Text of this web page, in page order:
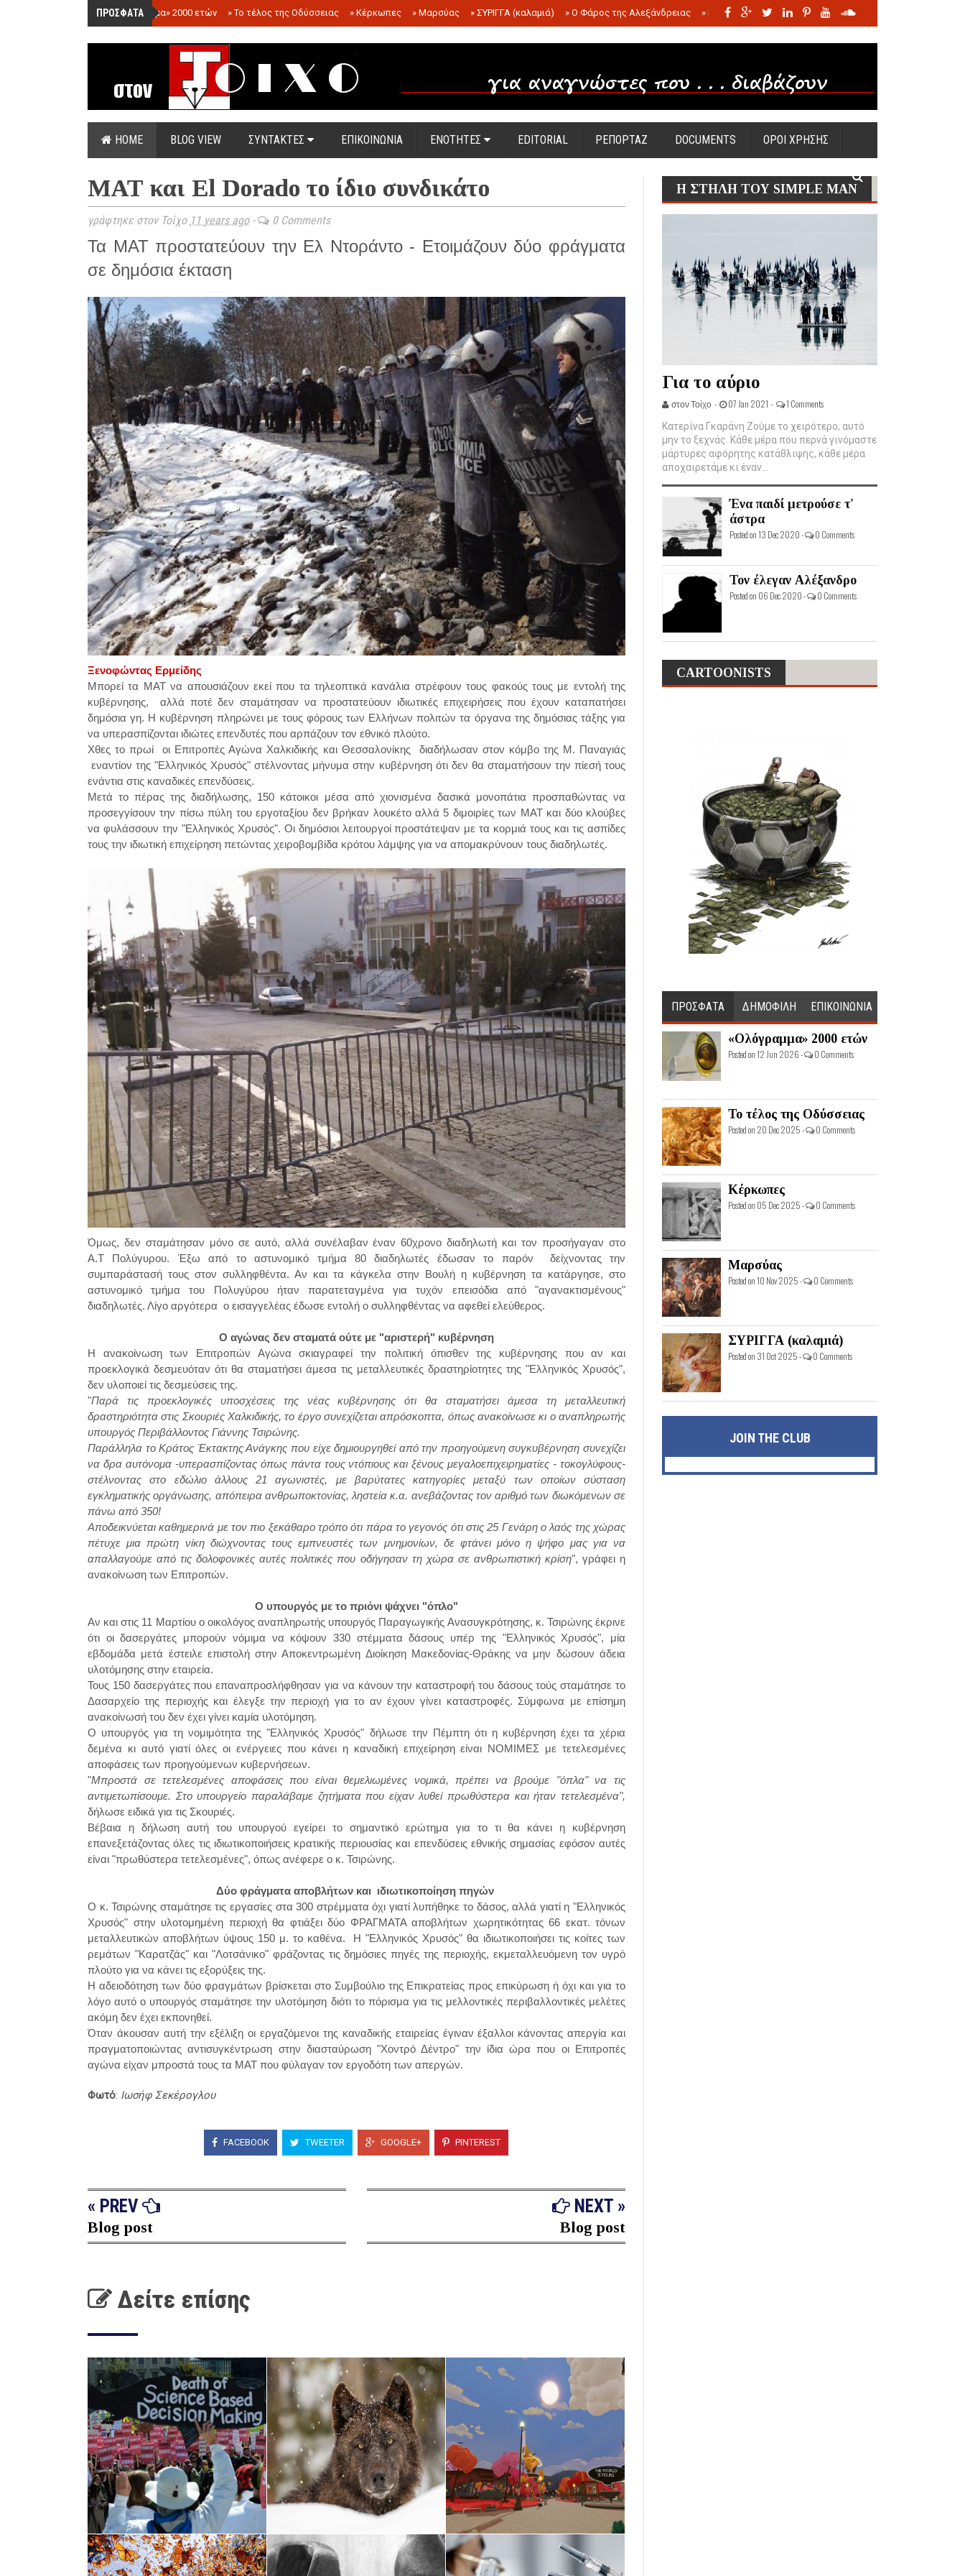
ΠΡΟΣΦΑΤΑ
»«Ολόγραμμα» 2000 ετών »Το τέλος της Οδύσσειας » Κέρκωπες » Μαρσύας » ΣΥΡΙΓΓΑ (καλαμιά) » Ο Φάρος της Αλεξάνδρειας » Η σφαγή των νηπίων της Σάντας
.
HOME BLOG VIEW ΣΥΝΤΑΚΤΕΣ ΕΠΙΚΟΙΝΩΝΙΑ ΕΝΟΤΗΤΕΣ EDITORIAL ΡΕΠΟΡΤΑΖ DOCUMENTS ΟΡΟΙ ΧΡΗΣΗΣ
ΜΑΤ και El Dorado το ίδιο συνδικάτο
γράφτηκε στον Τοίχο 11 years ago- 0 Comments
Τα ΜΑΤ προστατεύουν την Ελ Ντοράντο - Ετοιμάζουν δύο φράγματα
σε δημόσια έκταση
Ξενοφώντας Ερμείδης
Μπορεί τα ΜΑΤ να απουσιάζουν εκεί που τα τηλεοπτικά κανάλια στρέφουν τους φακούς τους με εντολή της
κυβέρνησης, αλλά ποτέ δεν σταμάτησαν να προστατεύουν ιδιωτικές επιχειρήσεις που έχουν καταπατήσει
δημόσια γη. Η κυβέρνηση πληρώνει με τους φόρους των Ελλήνων πολιτών τα όργανα της δημόσιας τάξης για
να υπερασπίζονται ιδιώτες επενδυτές που αρπάζουν τον εθνικό πλούτο.
Χθες το πρωί οι Επιτροπές Αγώνα Χαλκιδικής και Θεσσαλονίκης διαδήλωσαν στον κόμβο της Μ. Παναγιάς
εναντίον της "Ελληνικός Χρυσός" στέλνοντας μήνυμα στην κυβέρνηση ότι δεν θα σταματήσουν την πίεσή τους
ενάντια στις καναδικές επενδύσεις.
Μετά το πέρας της διαδήλωσης, 150 κάτοικοι μέσα από χιονισμένα δασικά μονοπάτια προσπαθώντας να
προσεγγίσουν την πίσω πύλη του εργοταξίου δεν βρήκαν λουκέτο αλλά 5 διμοιρίες των ΜΑΤ και δύο κλούβες
να φυλάσσουν την "Ελληνικός Χρυσός". Οι δημόσιοι λειτουργοί προστάτεψαν με τα κορμιά τους και τις ασπίδες
τους την ιδιωτική επιχείρηση πετώντας χειροβομβίδα κρότου λάμψης για να απομακρύνουν τους διαδηλωτές.
Όμως, δεν σταμάτησαν μόνο σε αυτό, αλλά συνέλαβαν έναν 60χρονο διαδηλωτή και τον προσήγαγαν στο
Α.Τ Πολύγυρου. Έξω από το αστυνομικό τμήμα 80 διαδηλωτές έδωσαν το παρόν δείχνοντας την
συμπαράστασή τους στον συλληφθέντα. Αν και τα κάγκελα στην Βουλή η κυβέρνηση τα κατάργησε, στο
αστυνομικό τμήμα του Πολυγύρου ήταν παρατεταγμένα για τυχόν επεισόδια από "αγανακτισμένους"
διαδηλωτές. Λίγο αργότερα ο εισαγγελέας έδωσε εντολή ο συλληφθέντας να αφεθεί ελεύθερος.
Ο αγώνας δεν σταματά ούτε με "αριστερή" κυβέρνηση
Η ανακοίνωση των Επιτροπών Αγώνα σκιαγραφεί την πολιτική όπισθεν της κυβέρνησης που αν και
προεκλογικά δεσμευόταν ότι θα σταματήσει άμεσα τις μεταλλευτικές δραστηρίοτητες της "Ελληνικός Χρυσός",
δεν υλοποιεί τις δεσμεύσεις της.
"Παρά τις προεκλογικές υποσχέσεις της νέας κυβέρνησης ότι θα σταματήσει άμεσα τη μεταλλευτική
δραστηριότητα στις Σκουριές Χαλκιδικής, το έργο συνεχίζεται απρόσκοπτα, όπως ανακοίνωσε κι ο αναπληρωτής
υπουργός Περιβάλλοντος Γιάννης Τσιρώνης.
Παράλληλα το Κράτος Έκτακτης Ανάγκης που είχε δημιουργηθεί από την προηγούμενη συγκυβέρνηση συνεχίζει
να δρα αυτόνομα -υπερασπίζοντας όπως πάντα τους ντόπιους και ξένους μεγαλοεπιχειρηματίες - τοκογλύφους-
στέλνοντας στο εδώλιο άλλους 21 αγωνιστές, με βαρύτατες κατηγορίες μεταξύ των οποίων σύσταση
εγκληματικής οργάνωσης, απόπειρα ανθρωποκτονίας, ληστεία κ.α. ανεβάζοντας τον αριθμό των διωκόμενων σε
πάνω από 350!
Αποδεικνύεται καθημερινά με τον πιο ξεκάθαρο τρόπο ότι πάρα το γεγονός ότι στις 25 Γενάρη ο λαός της χώρας
πέτυχε μια πρώτη νίκη διώχνοντας τους εμπνευστές των μνημονίων, δε φτάνει μόνο η ψήφο μας για να
απαλλαγούμε από τις δολοφονικές αυτές πολιτικές που οδήγησαν τη χώρα σε ανθρωπιστική κρίση", γράφει η
ανακοίνωση των Επιτροπών.
Ο υπουργός με το πριόνι ψάχνει "όπλο"
Αν και στις 11 Μαρτίου ο οικολόγος αναπληρωτής υπουργός Παραγωγικής Ανασυγκρότησης, κ. Τσιρώνης έκρινε
ότι οι δασεργάτες μπορούν νόμιμα να κόψουν 330 στέμματα δάσους υπέρ της "Ελληνικός Χρυσός", μία
εβδομάδα μετά έστειλε επιστολή στην Αποκεντρωμένη Διοίκηση Μακεδονίας-Θράκης να μην δώσουν άδεια
υλοτόμησης στην εταιρεία.
Τους 150 δασεργάτες που επαναπροσλήφθησαν για να κάνουν την καταστροφή του δάσους τούς σταμάτησε το
Δασαρχείο της περιοχής και έλεγξε την περιοχή για το αν έχουν γίνει καταστροφές. Σύμφωνα με επίσημη
ανακοίνωσή του δεν έχει γίνει καμία υλοτόμηση.
Ο υπουργός για τη νομιμότητα της "Ελληνικός Χρυσός" δήλωσε την Πέμπτη ότι η κυβέρνηση έχει τα χέρια
δεμένα κι αυτό γιατί όλες οι ενέργειες που κάνει η καναδική επιχείρηση είναι ΝΟΜΙΜΕΣ με τετελεσμένες
αποφάσεις των προηγούμενων κυβερνήσεων.
"Μπροστά σε τετελεσμένες αποφάσεις που είναι θεμελιωμένες νομικά, πρέπει να βρούμε "όπλα" να τις
αντιμετωπίσουμε. Στο υπουργείο παραλάβαμε ζητήματα που είχαν λυθεί πρωθύστερα και ήταν τετελεσμένα",
δήλωσε ειδικά για τις Σκουριές.
Βέβαια η δήλωση αυτή του υπουργού εγείρει το σημαντικό ερώτημα για το τι θα κάνει η κυβέρνηση
επανεξετάζοντας όλες τις ιδιωτικοποιήσεις κρατικής περιουσίας και επενδύσεις εθνικής σημασίας εφόσον αυτές
είναι "πρωθύστερα τετελεσμένες", όπως ανέφερε ο κ. Τσιρώνης.
Δύο φράγματα αποβλήτων και ιδιωτικοποίηση πηγών
Ο κ. Τσιρώνης σταμάτησε τις εργασίες στα 300 στρέμματα όχι γιατί λυπήθηκε το δάσος, αλλά γιατί η "Ελληνικός
Χρυσός" στην υλοτομημένη περιοχή θα φτιάξει δύο ΦΡΑΓΜΑΤΑ αποβλήτων χωρητικότητας 66 εκατ. τόνων
μεταλλευτικών αποβλήτων ύψους 150 μ. το καθένα. Η "Ελληνικός Χρυσός" θα ιδιωτικοποιήσει τις κοίτες των
ρεμάτων "Καρατζάς" και "Λοτσάνικο" φράζοντας τις δημόσιες πηγές της περιοχής, εκμεταλλευόμενη τον υγρό
πλούτο για να κάνει τις εξορύξεις της.
Η αδειοδότηση των δύο φραγμάτων βρίσκεται στο Συμβούλιο της Επικρατείας προς επικύρωση ή όχι και για το
λόγο αυτό ο υπουργός σταμάτησε την υλοτόμηση διότι το πόρισμα για τις μελλοντικές περιβαλλοντικές μελέτες
ακόμη δεν έχει εκπονηθεί.
Όταν άκουσαν αυτή την εξέλιξη οι εργαζόμενοι της καναδικής εταιρείας έγιναν έξαλλοι κάνοντας απεργία και
πραγματοποιώντας αντισυγκέντρωση στην διασταύρωση "Χοντρό Δέντρο" την ίδια ώρα που οι Επιτροπές
αγώνα είχαν μπροστά τους τα ΜΑΤ που φύλαγαν τον εργοδότη των απεργών.
Φωτό: Ιωσήφ Σεκέρογλου
FACEBOOK TWEETER GOOGLE+ PINTEREST
« PREV
Blog post
NEXT »
Blog post
Δείτε επίσης
Η ΣΤΗΛΗ ΤΟΥ SIMPLE MAN
Για το αύριο
στον Τοίχο - 07 Jan 2021 - 1 Comments
Κατερίνα Γκαράνη Ζούμε το χειρότερο, αυτό
μην το ξεχνάς. Κάθε μέρα που περνά γινόμαστε
μάρτυρες αφόρητης κατάθλιψης, κάθε μέρα
αποχαιρετάμε κι έναν...
Ένα παιδί μετρούσε τ'
άστρα
Posted on 13 Dec 2020 - 0 Comments
Τον έλεγαν Αλέξανδρο
Posted on 06 Dec 2020 - 0 Comments
CARTOONISTS
ΠΡΟΣΦΑΤΑ ΔΗΜΟΦΙΛΗ ΕΠΙΚΟΙΝΩΝΙΑ
«Ολόγραμμα» 2000 ετών
Posted on 12 Jun 2026 - 0 Comments
Το τέλος της Οδύσσειας
Posted on 20 Dec 2025 - 0 Comments
Κέρκωπες
Posted on 05 Dec 2025 - 0 Comments
Μαρσύας
Posted on 10 Nov 2025 - 0 Comments
ΣΥΡΙΓΓΑ (καλαμιά)
Posted on 31 Oct 2025 - 0 Comments
JOIN THE CLUB